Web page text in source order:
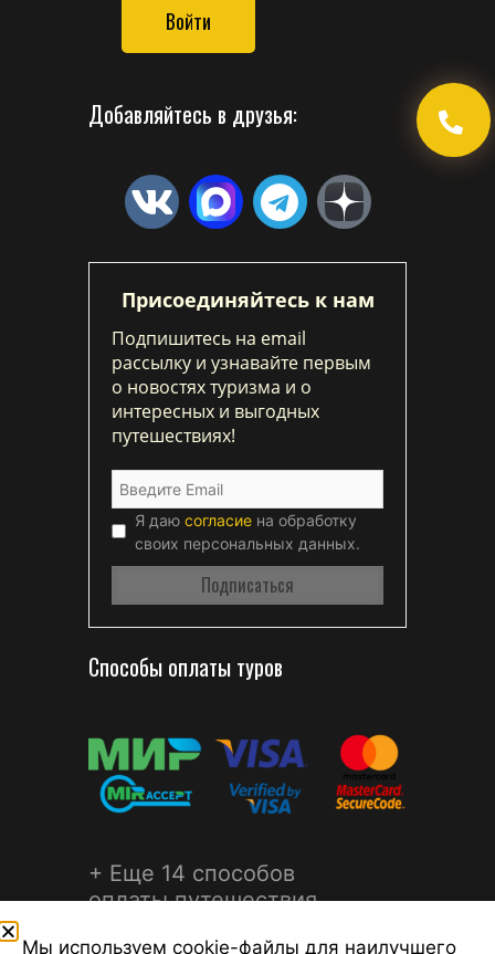
Войти
Добавляйтесь в друзья:
Присоединяйтесь к нам
Подпишитесь на email
рассылку и узнавайте первым
о новостях туризма и о
интересных и выгодных
путешествиях!
Я даю согласие на обработку
своих персональных данных.
Способы оплаты туров
+ Еще 14 способов
оплаты путешествия
Мы используем cookie-файлы для наилучшего